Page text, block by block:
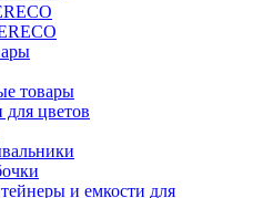
товары
цветов
и емкости для